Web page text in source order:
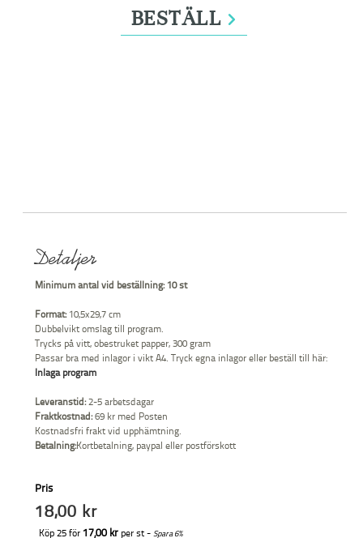
BESTÄLL >
Detaljer
Minimum antal vid beställning: 10 st
Format:10,5x29,7 cm
Dubbelvikt omslag till program.
Trycks på vitt, obestruket papper, 300 gram
Passar bra med inlagor i vikt A4. Tryck egna inlagor eller beställ till här:
Inlaga program
Leveranstid:2-5 arbetsdagar
Fraktkostnad:69 kr med Posten
Kostnadsfri frakt vid upphämtning.
Betalning:Kortbetalning, paypal eller postförskott
Pris
18,00 kr
Köp 25 för 17,00 kr per st - Spara 6%